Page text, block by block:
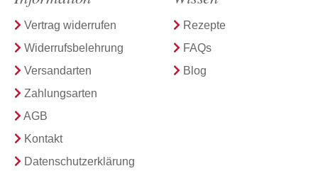
Vertrag widerrufen
Widerrufsbelehrung
Versandarten
Zahlungsarten
AGB
Kontakt
Datenschutzerklärung
Rezepte
FAQs
Blog